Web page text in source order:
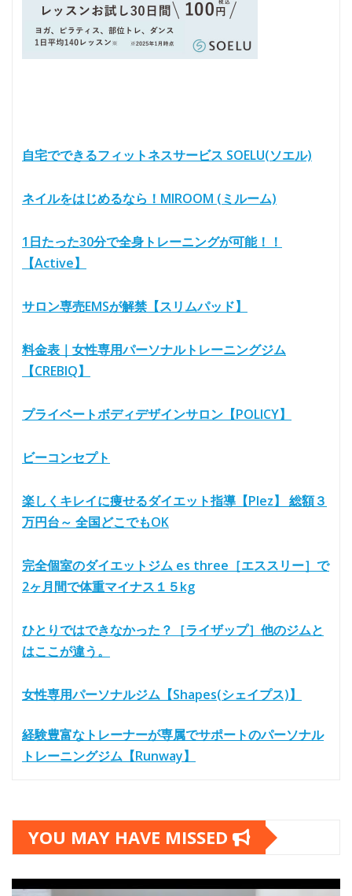
自宅でできるフィットネスサービス SOELU(ソエル)
ネイルをはじめるなら！MIROOM (ミルーム)
1日たった30分で全身トレーニングが可能！！
【Active】
サロン専売EMSが解禁【スリムパッド】
料金表｜女性専用パーソナルトレーニングジム
【CREBIQ】
プライベートボディデザインサロン【POLICY】
ビーコンセプト
楽しくキレイに痩せるダイエット指導【Plez】 総額３
万円台～ 全国どこでもOK
完全個室のダイエットジム es three［エススリー］で
2ヶ月間で体重マイナス１５kg
ひとりではできなかった？［ライザップ］他のジムと
はここが違う。
女性専用パーソナルジム【Shapes(シェイプス)】
経験豊富なトレーナーが専属でサポートのパーソナル
トレーニングジム【Runway】
YOU MAY HAVE MISSED